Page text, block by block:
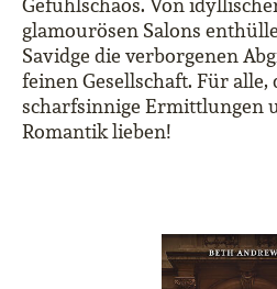
glamourösen Salons
Savidge die verborgenen
feinen Gesellschaft. Für alle,
scharfsinnige Ermittlungen
Romantik lieben!